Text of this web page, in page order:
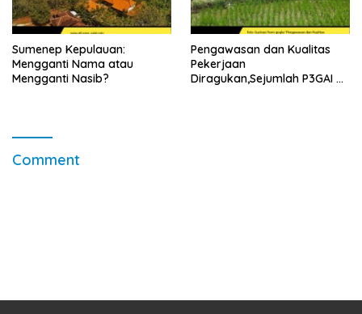
Sumenep Kepulauan:
Mengganti Nama atau
Mengganti Nasib?
Pengawasan dan Kualitas
Pekerjaan
Diragukan,Sejumlah P3GAI di
Comment